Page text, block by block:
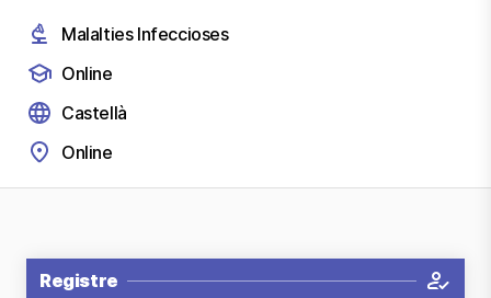
Malalties Infeccioses
Online
Castellà
Online
Registre